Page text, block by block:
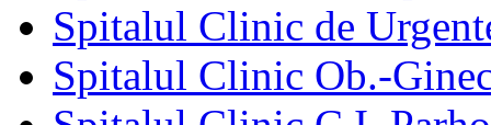
Spitalul Clinic de
Spitalul Clinic Ob.-